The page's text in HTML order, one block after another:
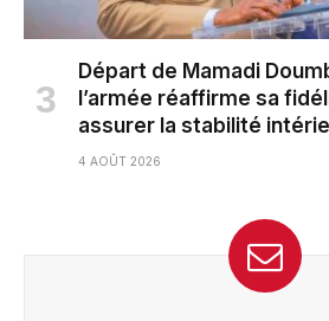
Départ de Mamadi
l’armée réaffirme sa
assurer la stabilité
4 AOÛT 2026